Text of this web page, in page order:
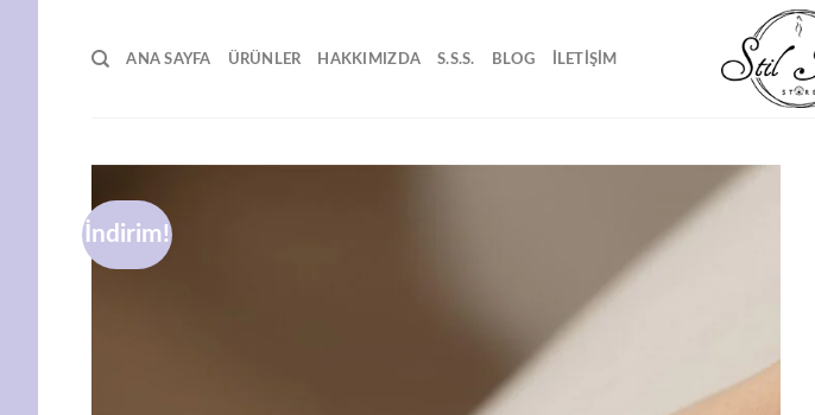
ANA SAYFA ÜRÜNLER HAKKIMIZDA S.S.S. BLOG İLETIŞIM
İndirim!